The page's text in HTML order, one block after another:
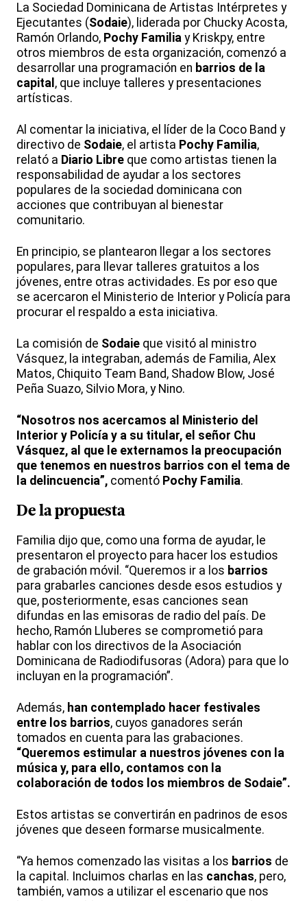
La Sociedad Dominicana de Artistas Intérpretes y
Ejecutantes (Sodaie), liderada por Chucky Acosta,
Ramón Orlando, Pochy Familia y Kriskpy, entre
otros miembros de esta organización, comenzó a
desarrollar una programación en barrios de la
capital , que incluye talleres y presentaciones
artísticas.
Al comentar la iniciativa, el líder de la Coco Band y
directivo de Sodaie, el artista Pochy Familia,
relató a Diario Libre que como artistas tienen la
responsabilidad de ayudar a los sectores
populares de la sociedad dominicana con
acciones que contribuyan al bienestar
comunitario.
En principio, se plantearon llegar a los sectores
populares, para llevar talleres gratuitos a los
jóvenes, entre otras actividades. Es por eso que
se acercaron el Ministerio de Interior y Policía para
procurar el respaldo a esta iniciativa.
La comisión de Sodaie que visitó al ministro
Vásquez, la integraban, además de Familia, Alex
Matos, Chiquito Team Band, Shadow Blow, José
Peña Suazo, Silvio Mora, y Nino.
“Nosotros nos acercamos al Ministerio del
Interior y Policía y a su titular, el señor Chu
Vásquez, al que le externamos la preocupación
que tenemos en nuestros barrios con el tema de
la delincuencia”, comentó Pochy Familia.
De la propuesta
Familia dijo que, como una forma de ayudar, le
presentaron el proyecto para hacer los estudios
de grabación móvil. “Queremos ir a los barrios
para grabarles canciones desde esos estudios y
que, posteriormente, esas canciones sean
difundas en las emisoras de radio del país. De
hecho, Ramón Lluberes se comprometió para
hablar con los directivos de la Asociación
Dominicana de Radiodifusoras (Adora) para que lo
incluyan en la programación”.
Además, han contemplado hacer festivales
entre los barrios, cuyos ganadores serán
tomados en cuenta para las grabaciones.
“Queremos estimular a nuestros jóvenes con la
música y, para ello, contamos con la
colaboración de todos los miembros de Sodaie”.
Estos artistas se convertirán en padrinos de esos
jóvenes que deseen formarse musicalmente.
“Ya hemos comenzado las visitas a los barrios de
la capital. Incluimos charlas en las canchas, pero,
también, vamos a utilizar el escenario que nos